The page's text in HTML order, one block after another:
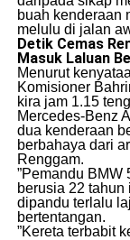
buah kenderaan
melulu di jalan
Detik Cemas
Masuk Laluan
​Menurut
Komisioner
kira jam 1.15
Mercedes-Benz
dua kenderaan
berbahaya dari
Renggam.
​”Pemandu BMW
berusia 22
dipandu terlalu
bertentangan.
​”Kereta terbabit